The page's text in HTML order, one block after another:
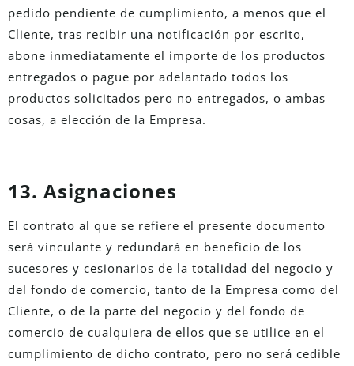
pedido pendiente de cumplimiento, a menos que el
Cliente, tras recibir una notificación por escrito,
abone inmediatamente el importe de los productos
entregados o pague por adelantado todos los
productos solicitados pero no entregados, o ambas
cosas, a elección de la Empresa.
13. Asignaciones
El contrato al que se refiere el presente documento
será vinculante y redundará en beneficio de los
sucesores y cesionarios de la totalidad del negocio y
del fondo de comercio, tanto de la Empresa como del
Cliente, o de la parte del negocio y del fondo de
comercio de cualquiera de ellos que se utilice en el
cumplimiento de dicho contrato, pero no será cedible